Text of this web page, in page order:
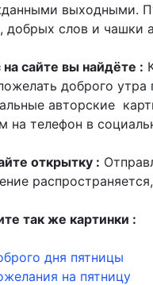
выходными.
добрых слов и чашки
на сайте вы найдёте :
доброго
авторские
на телефон в
открытку :
так же картинки :
дня пятницы
на пятницу